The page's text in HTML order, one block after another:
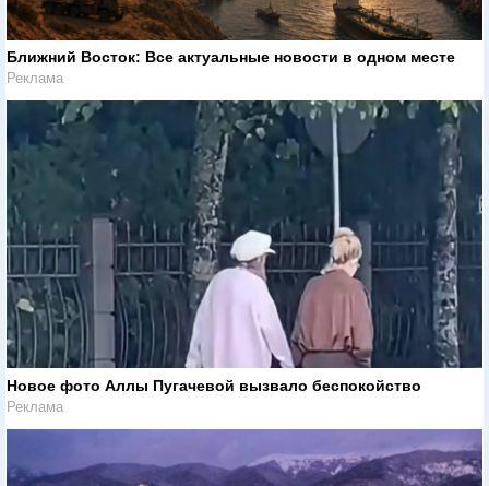
Ближний Восток: Все актуальные новости в одном месте
Реклама
Новое фото Аллы Пугачевой вызвало беспокойство
Реклама